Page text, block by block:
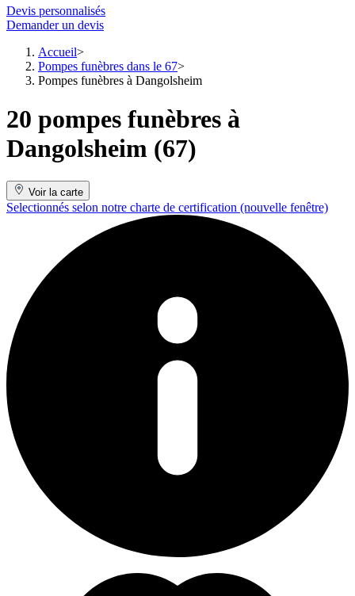
Devis personnalisés
Demander un devis
Accueil
Pompes funèbres dans le 67
Pompes funèbres à Dangolsheim
20 pompes funèbres à
Dangolsheim (67)
Voir la carte
Selectionnés selon notre charte de certification (nouvelle fenêtre)